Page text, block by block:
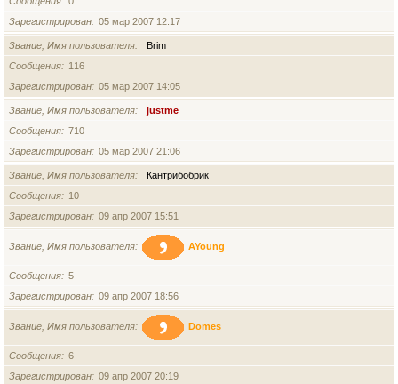
Зарегистрирован
05 мар 2007 12:17
Звание, Имя пользователя
Brim
Сообщения
116
Зарегистрирован
05 мар 2007 14:05
Звание, Имя пользователя
justme
Сообщения
710
Зарегистрирован
05 мар 2007 21:06
Звание, Имя пользователя
Кантрибобрик
Сообщения
10
Зарегистрирован
09 апр 2007 15:51
Звание, Имя пользователя AYoung
Сообщения
5
Зарегистрирован
09 апр 2007 18:56
Звание, Имя пользователя Domes
Сообщения
6
Зарегистрирован
09 апр 2007 20:19